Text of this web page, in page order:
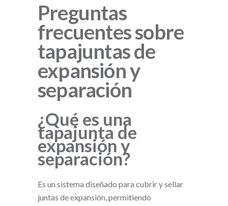
Preguntas
frecuentes sobre
tapajuntas de
expansión y
separación
¿Qué es una
tapajunta de
expansión y
separación?
Es un sistema diseñado para cubrir y sellar
juntas de expansión, permitiendo